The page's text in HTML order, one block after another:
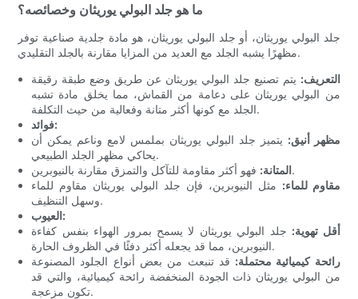
ما هو جلد البولي يوريثان وخصائصه؟
جلد البولي يوريثان، أو جلد البولي يوريثان، هو مادة جلدية صناعية توفر
مظهرًا يشبه الجلد مع العديد من المزايا مقارنة بالجلد التقليدي.
التعريف: يتم تصنيع جلد البولي يوريثان عن طريق وضع طبقة رقيقة
من البولي يوريثان على دعامة من القماش، مما يخلق مادة تشبه
الجلد مع كونها أكثر متانة وفعالية من حيث التكلفة.
فوائد:
مظهر أنيق: يتميز جلد البولي يوريثان بملمس لامع وناعم يمكن أن
يحاكي مظهر الجلد الطبيعي.
المتانة:فهو أكثر مقاومة للتآكل والتمزق مقارنة بالنيوبرين.
مقاوم للماء: مثل النيوبرين، فإن جلد البولي يوريثان مقاوم للماء
وسهل التنظيف.
العيوب:
أقل تهوية: جلد البولي يوريثان لا يسمح بمرور الهواء بنفس كفاءة
النيوبرين، مما قد يجعله أكثر دفئًا في الظروف الحارة.
رائحة كيميائية محتملة: قد تنبعث من بعض أنواع الجلود المصنوعة
من البولي يوريثان ذات الجودة المنخفضة رائحة كيميائية، والتي قد
تكون مزعجة.